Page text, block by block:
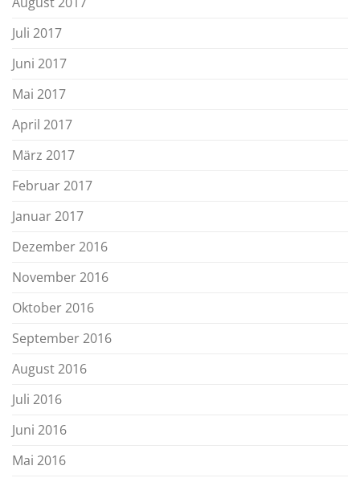
Juli 2017
Juni 2017
Mai 2017
April 2017
März 2017
Februar 2017
Januar 2017
Dezember 2016
November 2016
Oktober 2016
September 2016
August 2016
Juli 2016
Juni 2016
Mai 2016